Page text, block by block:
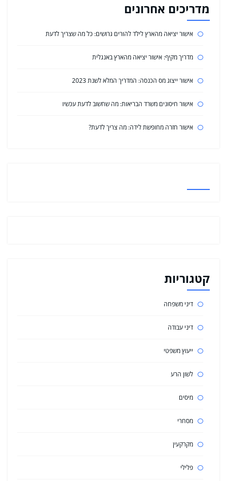
מדריכים אחרונים
אישור יציאה מהארץ לילד להורים גרושים: כל מה שצריך לדעת
מדריך מקיף: אישור יציאה מהארץ באנגלית
אישור ייצוג מס הכנסה: המדריך המלא לשנת 2023
אישור חיסונים משרד הבריאות: מה שחשוב לדעת עכשיו
אישור חזרה מחופשת לידה: מה צריך לדעת?
קטגוריות
דיני משפחה
דיני עבודה
ייעוץ משפטי
לשון הרע
מיסים
מסחרי
מקרקעין
פלילי